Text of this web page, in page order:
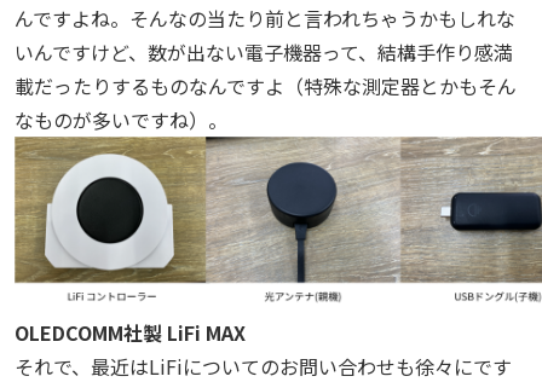
んですよね。そんなの当たり前と言われちゃうかもしれな
いんですけど、数が出ない電子機器って、結構手作り感満
載だったりするものなんですよ（特殊な測定器とかもそん
なものが多いですね）。
OLEDCOMM社製 LiFi MAX
それで、最近はLiFiについてのお問い合わせも徐々にです